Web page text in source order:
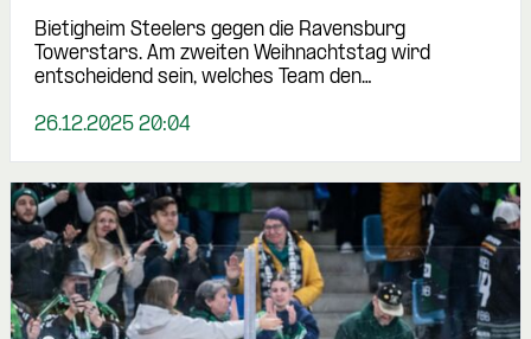
Bietigheim Steelers gegen die Ravensburg
Towerstars. Am zweiten Weihnachtstag wird
entscheidend sein, welches Team den…
26.12.2025 20:04